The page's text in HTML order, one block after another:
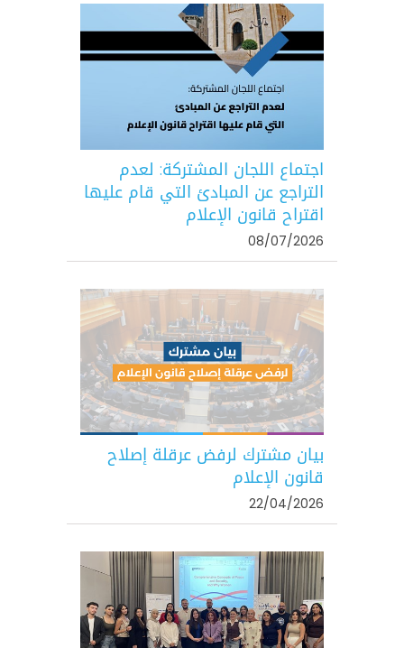
اجتماع اللجان المشتركة: لعدم
التراجع عن المبادئ التي قام عليها
اقتراح قانون الإعلام
08/07/2026
بيان مشترك لرفض عرقلة إصلاح
قانون الإعلام
22/04/2026